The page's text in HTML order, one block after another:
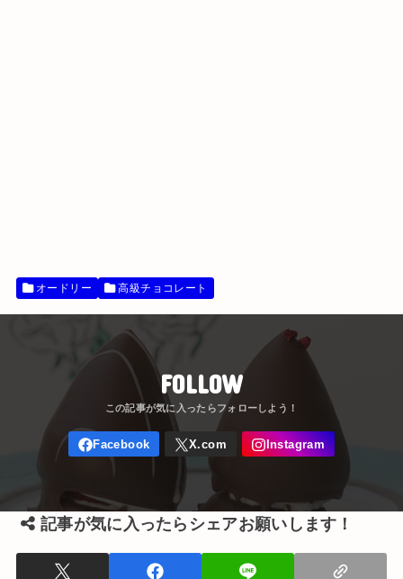
オードリー 高級チョコレート
FOLLOW
記事が気に入ったらシェアお願いします！